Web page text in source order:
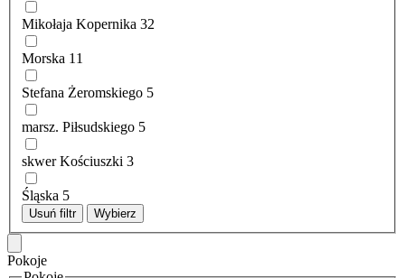
Mikołaja Kopernika 32
Morska 11
Stefana Żeromskiego 5
marsz. Piłsudskiego 5
skwer Kościuszki 3
Śląska 5
Usuń filtr Wybierz
Pokoje